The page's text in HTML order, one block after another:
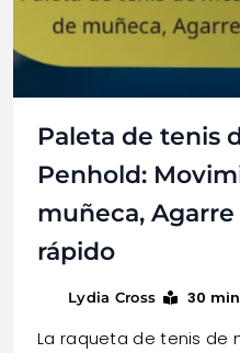
Paleta de tenis
Penhold:
muñeca,
rápido
Lydia Cross 30
La raqueta de tenis de